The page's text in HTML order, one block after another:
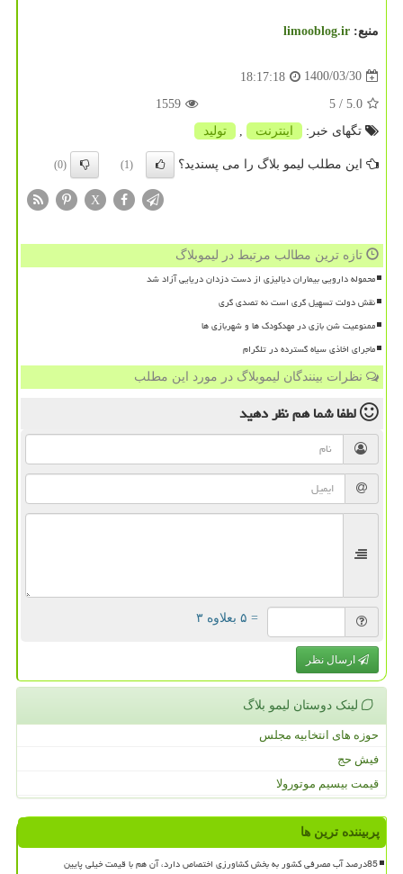
منبع: limooblog.ir
1400/03/30
18:17:18
5.0
/ 5
1559
تگهای خبر:
اینترنت تولید
این مطلب لیمو بلاگ را می پسندید؟ (1)
(0)
X
تازه ترین مطالب مرتبط در لیموبلاگ
محموله دارویی بیماران دیالیزی از دست دزدان دریایی آزاد شد
نقش دولت تسهیل گری است نه تصدی گری
ممنوعیت شن بازی در مهدکودک ها و شهربازی ها
ماجرای اخاذی سیاه گسترده در تلگرام
نظرات بینندگان لیموبلاگ در مورد این مطلب
لطفا شما همنظر دهید
= ۵ بعلاوه ۳
ارسال نظر
لینک دوستان لیمو بلاگ
حوزه های انتخابیه مجلس
فیش حج
قیمت بیسیم موتورولا
پربیننده ترین ها
85درصد آب مصرفی کشور به بخش کشاورزی اختصاص دارد، آن هم با قیمت خیلی پایین